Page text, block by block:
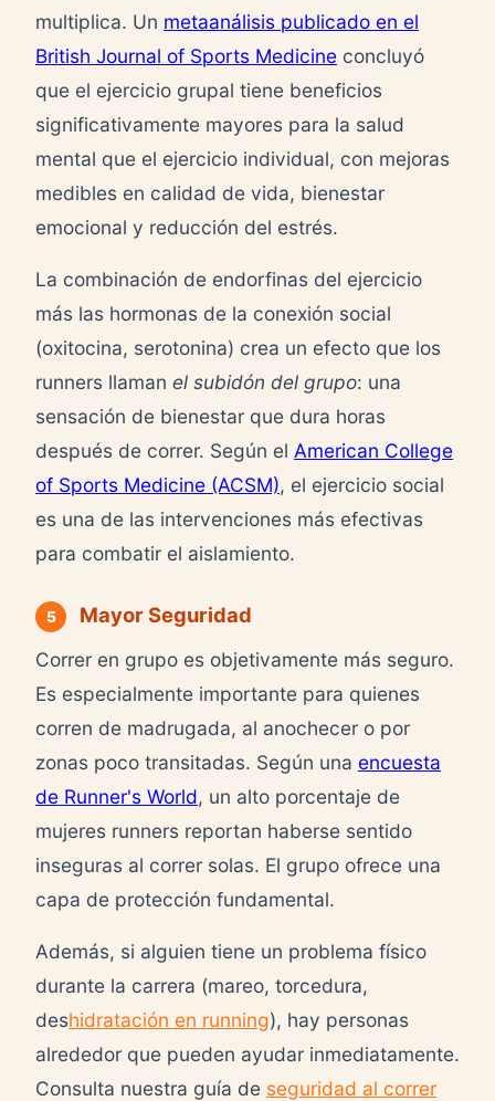
multiplica. Un metaanálisis publicado en el
British Journal of Sports Medicine concluyó
que el ejercicio grupal tiene beneficios
significativamente mayores para la salud
mental que el ejercicio individual, con mejoras
medibles en calidad de vida, bienestar
emocional y reducción del estrés.
La combinación de endorfinas del ejercicio
más las hormonas de la conexión social
(oxitocina, serotonina) crea un efecto que los
runners llaman el subidón del grupo: una
sensación de bienestar que dura horas
después de correr. Según el American College
of Sports Medicine (ACSM), el ejercicio social
es una de las intervenciones más efectivas
para combatir el aislamiento.
5 Mayor Seguridad
Correr en grupo es objetivamente más seguro.
Es especialmente importante para quienes
corren de madrugada, al anochecer o por
zonas poco transitadas. Según una encuesta
de Runner's World, un alto porcentaje de
mujeres runners reportan haberse sentido
inseguras al correr solas. El grupo ofrece una
capa de protección fundamental.
Además, si alguien tiene un problema físico
durante la carrera (mareo, torcedura,
deshidratación en running), hay personas
alrededor que pueden ayudar inmediatamente.
Consulta nuestra guía de seguridad al correr